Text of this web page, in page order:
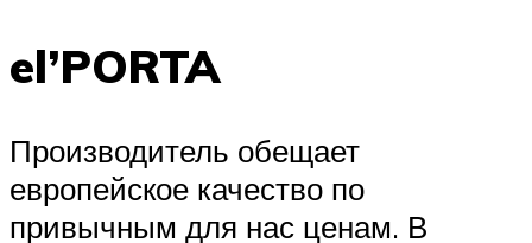
el’PORTA
Производитель обещает
европейское качество по
привычным для нас ценам. В